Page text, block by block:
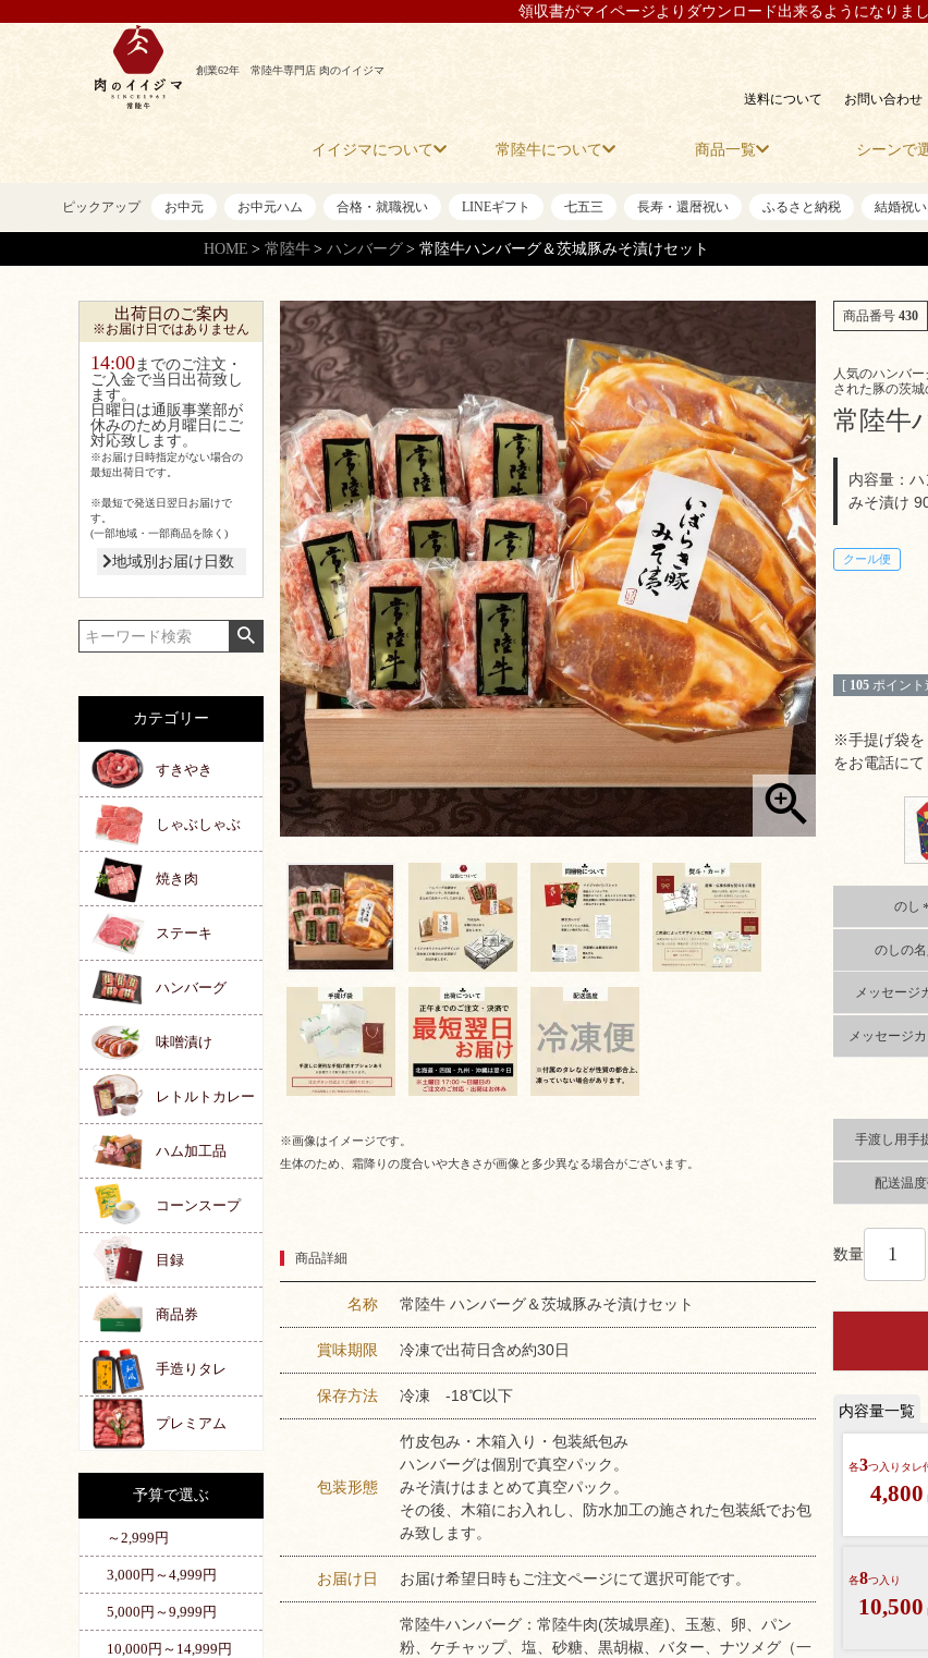
領収書がマイページよりダウンロード出来るようになりま
創業62年 常陸牛専門店 肉のイイジマ
送料について お問い合わせ
イイジマについて 常陸牛について 商品一覧 シーンで
ピックアップ お中元 お中元ハム 合格・就職祝い LINEギフト 七五三 長寿・還暦祝い ふるさと納税 結婚祝
HOME 常陸牛 ハンバーグ 常陸牛ハンバーグ＆茨城豚みそ漬けセット
出荷日のご案内
※お届け日ではありません
14:00までのご注文・
ご入金で当日出荷致し
ます。
日曜日は通販事業部が
休みのため月曜日にご
対応致します。
※お届け日時指定がない場合の
最短出荷日です。
※最短で発送日翌日お届けで
す。
(一部地域・一部商品を除く)
地域別お届け日数
カテゴリー
すきやき
しゃぶしゃぶ
焼き肉
ステーキ
ハンバーグ
味噌漬け
レトルトカレー
ハム加工品
コーンスープ
目録
商品券
手造りタレ
プレミアム
予算で選ぶ
～2,999円
3,000円～4,999円
5,000円～9,999円
10,000円～14,999円
※画像はイメージです。
生体のため、霜降りの度合いや大きさが画像と多少異なる場合がございます。
商品詳細
名称 常陸牛 ハンバーグ＆茨城豚みそ漬けセット
賞味期限 冷凍で出荷日含め約30日
保存方法 冷凍 -18℃以下
包装形態
竹皮包み・木箱入り・包装紙包み
ハンバーグは個別で真空パック。
みそ漬けはまとめて真空パック。
その後、木箱にお入れし、防水加工の施された包装紙でお包
み致します。
お届け日 お届け希望日時もご注文ページにて選択可能です。
常陸牛ハンバーグ：常陸牛肉(茨城県産)、玉葱、卵、パン
粉、ケチャップ、塩、砂糖、黒胡椒、バター、ナツメグ（一
商品番号 430
人気のハンバ
された豚の茨
常陸牛
内容量：
みそ漬け
クール便
[ 105 ポイント
※手提げ袋を
をお電話にて
のし
(
)
のしの
メッセージ
メッセージ
手渡し用手
配送温
数量
各3つ入り タレ
4,800
各8つ入り
10,500